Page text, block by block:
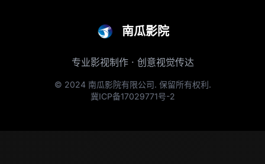
南瓜影院
专业影视制作 · 创意视觉传达
© 2024 南瓜影院有限公司. 保留所有权利.
冀ICP备17029771号-2